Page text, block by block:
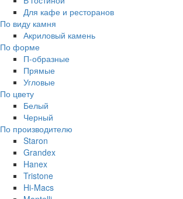
Для кафе и ресторанов
По виду камня
Акриловый камень
По форме
П-образные
Прямые
Угловые
По цвету
Белый
Черный
По производителю
Staron
Grandex
Hanex
Tristone
Hi-Macs